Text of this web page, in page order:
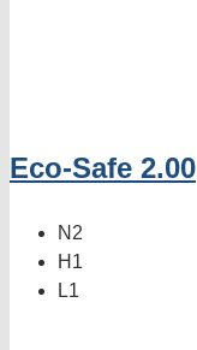
Eco-Safe 2.00
N2
H1
L1